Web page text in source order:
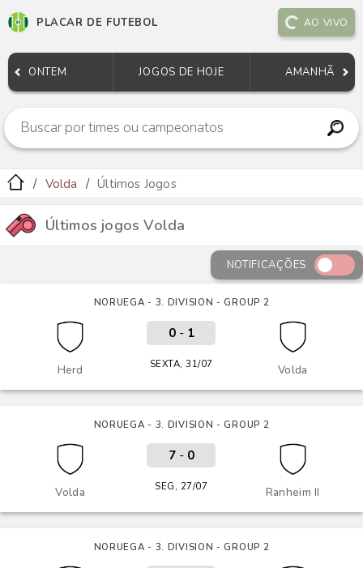
PLACAR DE FUTEBOL AO VIVO
ONTEM JOGOS DE HOJE AMANHÃ
Volda Últimos Jogos
Últimos jogos Volda
NOTIFICAÇÕES
NORUEGA - 3. DIVISION - GROUP 2
Herd Volda
0- 1
SEXTA, 31/07
NORUEGA - 3. DIVISION - GROUP 2
Volda Ranheim II
7- 0
SEG, 27/07
NORUEGA - 3. DIVISION - GROUP 2